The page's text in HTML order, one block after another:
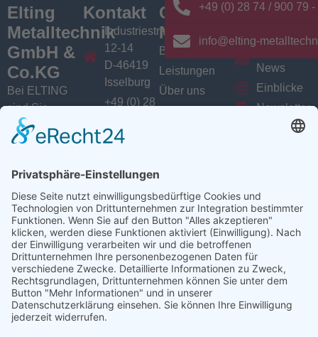
Elting
Metalltechnik
GmbH &
Co.KG
Bei ELTING
sind Sie
richtig, wenn
Sie Fachleute
Profilbearbeitung,
Abkanttechnik,
Schweißtechnik
oder
Baugruppenfertigung
suchen.
Ansprechpartner
Kontakt
Industriestrasse
12-14
D-46419
Isselburg
+49 (0) 28
79 - 0
metalltechnik.de
Quick
Menü
Branchen
Leistungen
Über uns
News/
Aktuelles
News
Einblicke
Newsletter
Linkedin
YouTube
+49 (0) 28 74 / 900 79 -
info@elting-